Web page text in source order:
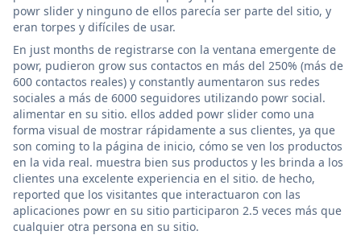
powr slider y ninguno de ellos parecía ser parte del sitio, y
eran torpes y difíciles de usar.
En just months de registrarse con la ventana emergente de
powr, pudieron grow sus contactos en más del 250% (más de
600 contactos reales) y constantly aumentaron sus redes
sociales a más de 6000 seguidores utilizando powr social.
alimentar en su sitio. ellos added powr slider como una
forma visual de mostrar rápidamente a sus clientes, ya que
son coming to la página de inicio, cómo se ven los productos
en la vida real. muestra bien sus productos y les brinda a los
clientes una excelente experiencia en el sitio. de hecho,
reported que los visitantes que interactuaron con las
aplicaciones powr en su sitio participaron 2.5 veces más que
cualquier otra persona en su sitio.